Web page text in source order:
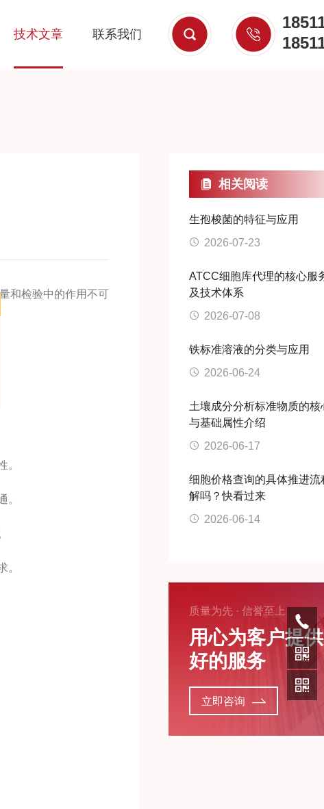
技术文章 联系我们
和检验中的作用不可
。
。
。
相关阅读
生孢梭菌的特征与应用
2026-07-23
ATCC细胞库代理的核心服
及技术体系
2026-07-08
铁标准溶液的分类与应用
2026-06-24
土壤成分分析标准物质的核
与基础属性介绍
2026-06-17
细胞价格查询的具体推进流
解吗？快看过来
2026-06-14
质量为先 · 信誉至上
用心为客户提
好的服务
立即咨询